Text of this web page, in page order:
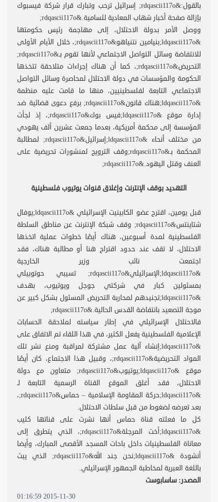
بالقول:&rdqascii117o; إسرائيل ترحب وتبارك قرار شركة فيسبوك
بإزالة صفحة أخبار شهاب المعادية للسامية.&rdqascii117o;
ووصل الأمر بدولة الاحتلال، إلى مهاجمة رئيس حكومتها
&ldqascii117o;بنيامين نتنياهو&rdqascii117o;، خلال الأيام الأولى
للانتفاضة وسائل التواصل الاجتماعي لأنها تقوم بـ&rdqascii117o;
التحريض&rdqascii117o;، كما أن هناك إجراءات متلاحقة تتخذها
الحكومة والمؤسسات في دولة الاحتلال لمحاصرة وسائل التواصل
الاجتماعي التابعة لفلسطينيين، منها ما قامت عليه منظمة
&ldqascii117o;هناك قانون&rdqascii117o; برفع دعوى قضائية ضد
إدارة موقع &ldqascii117o;فيس بوك&rdqascii117o;، إذ لجأت
المؤسسة إلى محكمة أمريكية، بعدما جمعت عشرين ألف يهودي
من مختلف أنحاء &ldqascii117o;إسرائيل&rdqascii117o; لمطالبة
المحكمة بـ&rdqascii117o;وقف الترويج لمنشورات تحريضية على
العنف وقتل اليهود.&rdqascii117o;
التهديد بوقف الإنترنت وإغلاق قنوات يوتيوب فلسطينية
قبل يومين، اقترح عضو الكابينيت الإسرائيلي &ldqascii117o;يوفال
شتاينتس&rdqascii117o; وقف شبكة الإنترنت عن مناطق السلطة
الفلسطينية لمدة أسبوعين، هناك أيضًا خطوات عملية اتخذها
الاحتلال، لا تقف عند حدود اقتراح هنا أو مطالبة هناك، فقد
اجتمعت نائب وزير الخارجية
&ldqascii117o;الإسرائيلي&rdqascii117o; تسيبي حوتوبيلي
بمسئولين كبار في شركتي جوجل ويوتيوب، بهدف
&ldqascii117o;تجنيدهم لمحاربة التحريض المسئول بشكل كبير عن
موجة التصعيد بانتفاضة القدس الحالية.&rdqascii117o;
فالاحتلال الإسرائيلي في إطار سياسته لملاحقة الحسابات
الإعلامية الفلسطينية يفعل الكثير، في هذا اللقاء تم الاتفاق على
&ldqascii117o;إنشاء آلية عمل مشتركة لمراقبة ومنع نشر تلك
المواد التحريضية&rdqascii117o;، وقبيل هذا الاجتماع، كان أيضًا
موقع &ldqascii117o;يوتيوب&rdqascii117o; متعاون مع دولة
الاحتلال، فقد أغلق الموقع القناة الرسمية التابعة لـ
&ldqascii117o;حركة المقاومة الإسلامية – حماس&rdqascii117o;،
بعد تعرضه لضغوط من قبل سلطات الاحتلال.
كل ما فعلته قناة حماس أنها نشرت على قناتها كليب
&ldqascii117o;أخت المرجلة&rdqascii117o;، الذي يتطرق إلى
معاناة الفلسطينيات داخل باحات المسجد الأقصى المبارك، وأيضا
أنشودة &ldqascii117o;نحن جند الله&rdqascii117o; الذي يبث
باللغة العبرية لمخاطبة الجمهور الإسرائيلي.
المصدر: ساسابوست
2015-11-30 01:16:59